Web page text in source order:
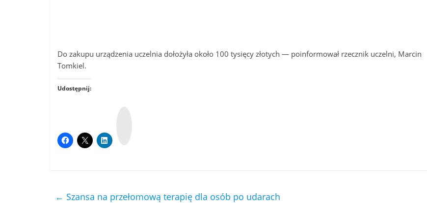
Do zakupu urządzenia uczelnia dołożyła około 100 tysięcy złotych — poinformował rzecznik uczelni, Marcin
Tomkiel.
Udostępnij:
← Szansa na przełomową terapię dla osób po udarach